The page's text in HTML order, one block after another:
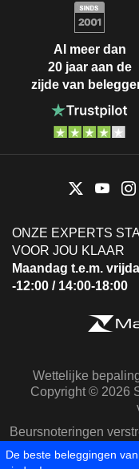
Al meer dan
20 jaar aan de
zijde van
ONZE EXPERTS
VOOR JOU KLAAR
Maandag t.e.m.
-12:00 / 14:00-18:00
Wettelijke
Copyright © 2026
Beursnoteringen
De beste beleggingen